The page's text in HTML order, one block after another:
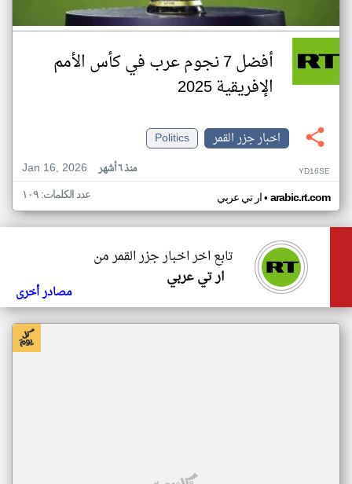
أفضل 7 نجوم عرب في كأس الأمم
الإفريقية 2025
اخبار جزر القمر
Politics
Jan 16, 2026
منذ ٦ أشهر YD16SE
ار تي عربي• arabic.rt.com عدد الكلمات: ١٠٩
تابع اخر اخبار جزر القمر من
ار تي عربي
مصادر أخرى